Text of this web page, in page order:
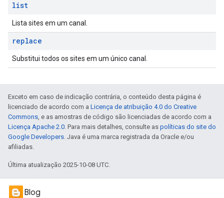
list
Lista sites em um canal.
replace
Substitui todos os sites em um único canal.
Exceto em caso de indicação contrária, o conteúdo desta página é
licenciado de acordo com a Licença de atribuição 4.0 do Creative
Commons, e as amostras de código são licenciadas de acordo com a
Licença Apache 2.0. Para mais detalhes, consulte as políticas do site do
Google Developers. Java é uma marca registrada da Oracle e/ou
afiliadas.
Última atualização 2025-10-08 UTC.
Blog